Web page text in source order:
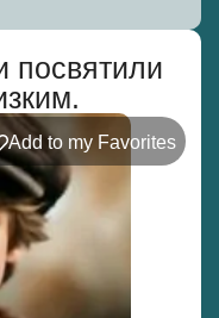
посвятили
Add to my Favorites